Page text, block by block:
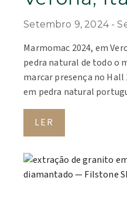
Setembro 9, 2024
Marmomac 2024, em
pedra natural de todo o
marcar presença no Hall
em pedra natural
LER